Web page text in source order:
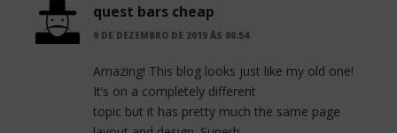
quest bars cheap
9 DE DEZEMBRO DE 2019 ÀS 00:54
Amazing! This blog looks just like my old one!
It’s on a completely different
topic but it has pretty much the same page